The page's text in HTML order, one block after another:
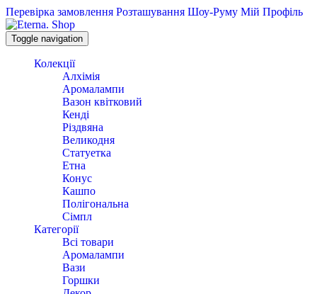
Перевірка замовлення Розташування Шоу-Руму Мій Профіль
Toggle navigation
Колекції
Алхімія
Аромалампи
Вазон квітковий
Кенді
Різдвяна
Великодня
Статуетка
Етна
Конус
Кашпо
Полігональна
Сімпл
Категорії
Всі товари
Аромалампи
Вази
Горшки